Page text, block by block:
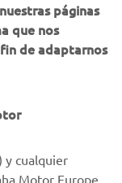
el envío de
la
ejemplo, a
atención
a través de su
páginas
que nos
de adaptarnos
y cualquier
Motor Europe